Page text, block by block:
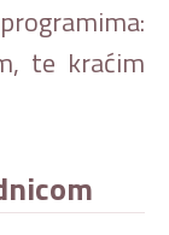
te kraćim